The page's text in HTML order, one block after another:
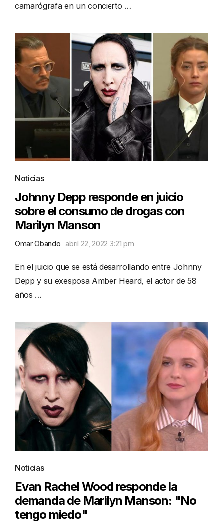
camarógrafa en un concierto …
Noticias
Johnny Depp responde en juicio
sobre el consumo de drogas con
Marilyn Manson
Omar Obando abril 22, 2022 3:21 pm
En el juicio que se está desarrollando entre Johnny
Depp y su exesposa Amber Heard, el actor de 58
años …
Noticias
Evan Rachel Wood responde la
demanda de Marilyn Manson: "No
tengo miedo"